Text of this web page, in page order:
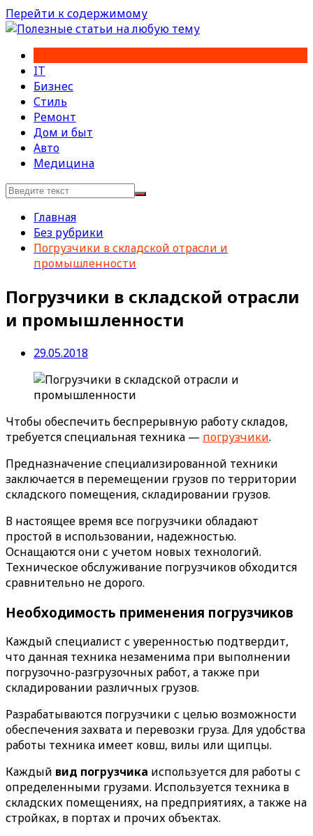
Перейти к содержимому
IT
Бизнес
Стиль
Ремонт
Дом и быт
Авто
Медицина
Главная
Без рубрики
Погрузчики в складской отрасли и
промышленности
Погрузчики в складской отрасли
и промышленности
29.05.2018
Чтобы обеспечить беспрерывную работу складов,
требуется специальная техника — погрузчики.
Предназначение специализированной техники
заключается в перемещении грузов по территории
складского помещения, складировании грузов.
В настоящее время все погрузчики обладают
простой в использовании, надежностью.
Оснащаются они с учетом новых технологий.
Техническое обслуживание погрузчиков обходится
сравнительно не дорого.
Необходимость применения погрузчиков
Каждый специалист с уверенностью подтвердит,
что данная техника незаменима при выполнении
погрузочно-разгрузочных работ, а также при
складировании различных грузов.
Разрабатываются погрузчики с целью возможности
обеспечения захвата и перевозки груза. Для удобства
работы техника имеет ковш, вилы или щипцы.
Каждый вид погрузчика используется для работы с
определенными грузами. Используется техника в
складских помещениях, на предприятиях, а также на
стройках, в портах и прочих объектах.